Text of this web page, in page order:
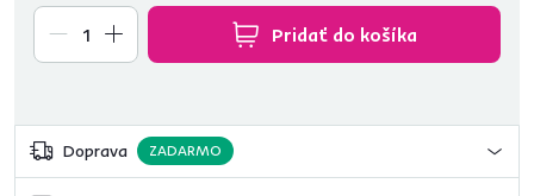
Pridať do košíka
Doprava ZADARMO